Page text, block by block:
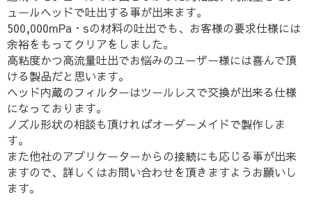
ュールヘッドで吐出する事が出来ます。
500,000mPa・sの材料の吐出でも、お客様の要求仕様には
余裕をもってクリアをしました。
高粘度かつ高流量吐出でお悩みのユーザー様には喜んで頂
ける製品だと思います。
ヘッド内蔵のフィルターはツールレスで交換が出来る仕様
になっております。
ノズル形状の相談も頂ければオーダーメイドで製作しま
す。
また他社のアプリケーターからの接続にも応じる事が出来
ますので、詳しくはお問い合わせを頂きますようお願いし
ます。